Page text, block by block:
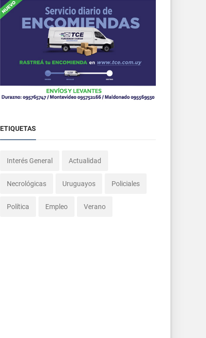
ETIQUETAS
Interés General Actualidad
Necrológicas Uruguayos Policiales
Política Empleo Verano